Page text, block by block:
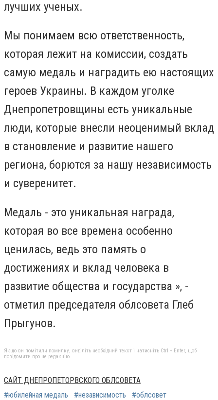
лучших ученых.
Мы понимаем всю ответственность,
которая лежит на комиссии, создать
самую медаль и наградить ею настоящих
героев Украины. В каждом уголке
Днепропетровщины есть уникальные
люди, которые внесли неоценимый вклад
в становление и развитие нашего
региона, борются за нашу независимость
и суверенитет.
Медаль - это уникальная награда,
которая во все времена особенно
ценилась, ведь это память о
достижениях и вклад человека в
развитие общества и государства », -
отметил председателя облсовета Глеб
Прыгунов.
Якщо ви помітили помилку, виділіть необхідний текст і натисніть Ctrl + Enter, щоб
повідомити про це редакцію
САЙТ ДНЕПРОПЕТОРВСКОГО ОБЛСОВЕТА
#юбилейная медаль
#независимость
#облсовет